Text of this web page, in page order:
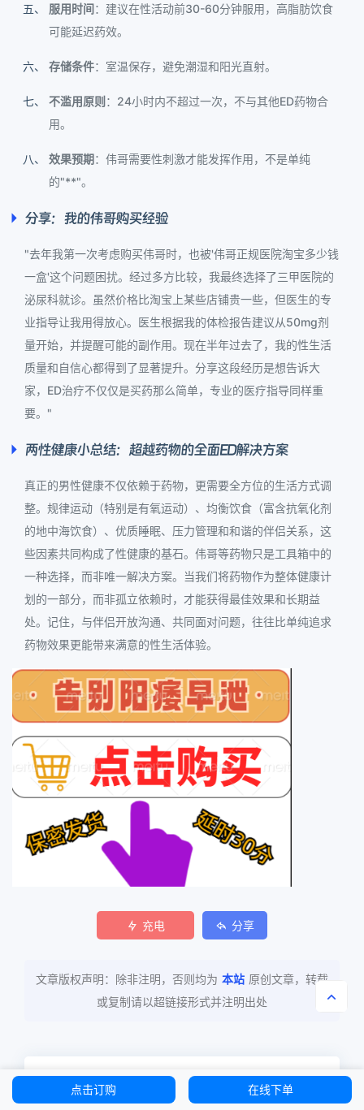
服用时间：建议在性活动前30-60分钟服用，高脂肪饮食
可能延迟药效。
存储条件：室温保存，避免潮湿和阳光直射。
不滥用原则 ：24小时内不超过一次，不与其他ED药物合
用。
效果预期：伟哥需要性刺激才能发挥作用，不是单纯
的"**"。
分享：我的伟哥购买经验
"去年我第一次考虑购买伟哥时，也被'伟哥正规医院淘宝多少钱
一盒'这个问题困扰。经过多方比较，我最终选择了三甲医院的
泌尿科就诊。虽然价格比淘宝上某些店铺贵一些，但医生的专
业指导让我用得放心。医生根据我的体检报告建议从50mg剂
量开始，并提醒可能的副作用。现在半年过去了，我的性生活
质量和自信心都得到了显著提升。分享这段经历是想告诉大
家，ED治疗不仅仅是买药那么简单，专业的医疗指导同样重
要。"
两性健康小总结：超越药物的全面ED解决方案
真正的男性健康不仅依赖于药物，更需要全方位的生活方式调
整。规律运动（特别是有氧运动）、均衡饮食（富含抗氧化剂
的地中海饮食）、优质睡眠、压力管理和和谐的伴侣关系，这
些因素共同构成了性健康的基石。伟哥等药物只是工具箱中的
一种选择，而非唯一解决方案。当我们将药物作为整体健康计
划的一部分，而非孤立依赖时，才能获得最佳效果和长期益
处。记住，与伴侣开放沟通、共同面对问题，往往比单纯追求
药物效果更能带来满意的性生活体验。
充电 分享
文章版权声明：除非注明，否则均为 本站 原创文章，转载
或复制请以超链接形式并注明出处
最近发表
点击订购 在线下单